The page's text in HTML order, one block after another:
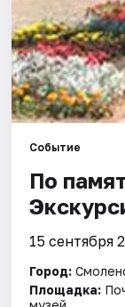
Событие
По
15 сентября
Город:
Площадка: